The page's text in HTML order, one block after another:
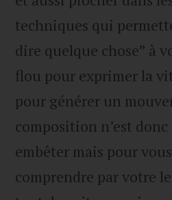
techniques qui
dire quelque chose” à
flou pour exprimer la
pour générer un
composition n’est
embêter mais pour
comprendre par votre